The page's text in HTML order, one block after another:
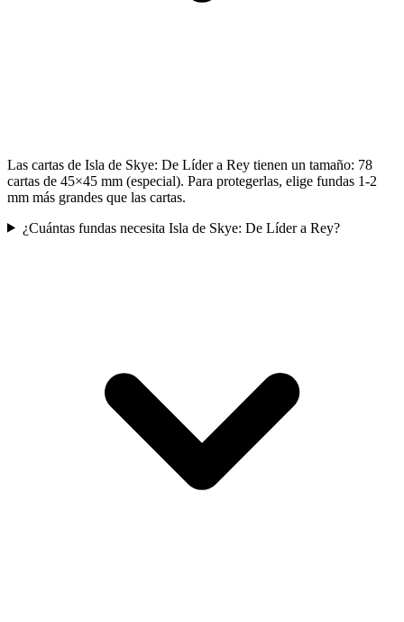
Las cartas de Isla de Skye: De Líder a Rey tienen un tamaño: 78
cartas de 45×45 mm (especial). Para protegerlas, elige fundas 1-2
mm más grandes que las cartas.
¿Cuántas fundas necesita Isla de Skye: De Líder a Rey?